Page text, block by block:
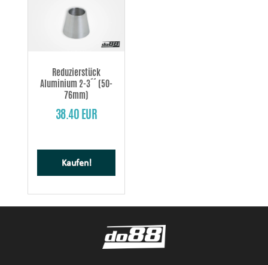
Reduzierstück
Aluminium 2-3´´ (50-
76mm)
38.40 EUR
Kaufen!